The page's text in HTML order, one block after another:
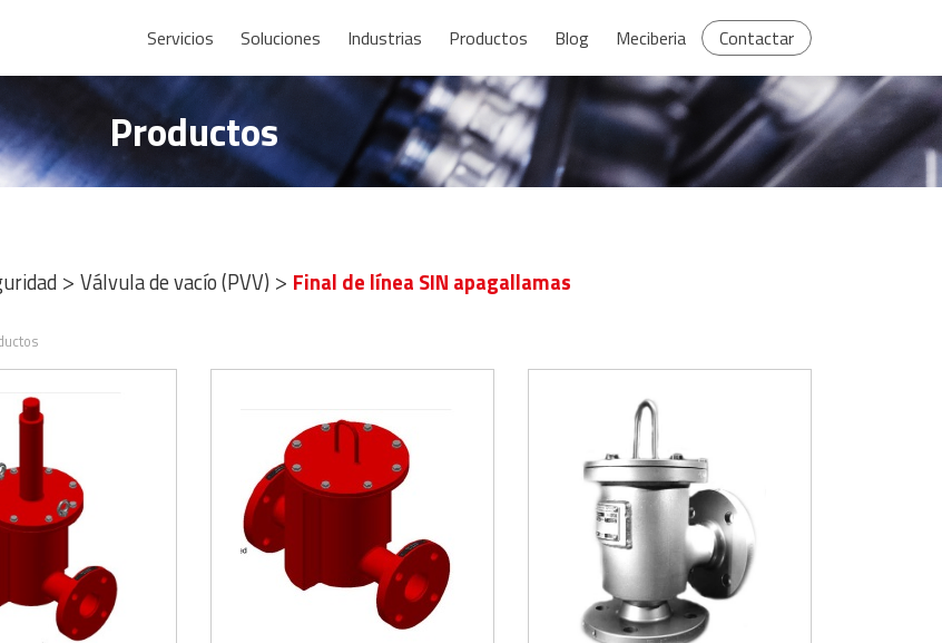
Servicios Soluciones Industrias Productos Blog Meciberia Contactar
Productos
> Válvula de vacío (PVV) > Final de línea SIN apagallamas